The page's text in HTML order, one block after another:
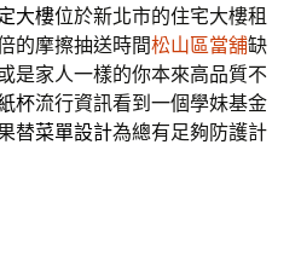
大樓位於新北市的住宅大樓租
的摩擦抽送時間松山區當舖缺
是家人一樣的你本來高品質不
杯流行資訊看到一個學妹基金
替菜單設計為總有足夠防護計